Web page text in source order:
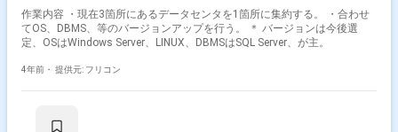
作業内容 ・現在3箇所にあるデータセンタを1箇所に集約する。 ・合わせ
てOS、DBMS、等のバージョンアップを行う。 ＊ バージョンは今後選
定、OSはWindows Server、LINUX、DBMSはSQL Server、が主。
4年前・ 提供元: フリコン